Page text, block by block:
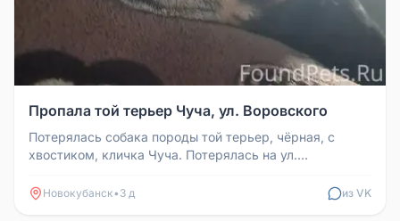
Пропала той терьер Чуча, ул. Воровского
Потерялась собака породы той терьер, чёрная, с
хвостиком, кличка Чуча. Потерялась на ул.
Новокубанск• 3 д из VK